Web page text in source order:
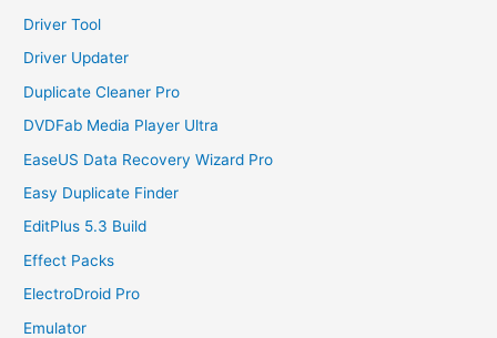
Driver Tool
Driver Updater
Duplicate Cleaner Pro
DVDFab Media Player Ultra
EaseUS Data Recovery Wizard Pro
Easy Duplicate Finder
EditPlus 5.3 Build
Effect Packs
ElectroDroid Pro
Emulator